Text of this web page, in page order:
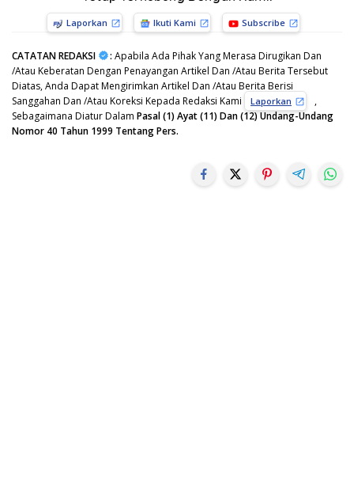
Laporkan Ikuti Kami Subscribe
CATATAN REDAKSI : Apabila Ada Pihak Yang Merasa Dirugikan Dan
/Atau Keberatan Dengan Penayangan Artikel Dan /Atau Berita Tersebut
Diatas, Anda Dapat Mengirimkan Artikel Dan /Atau Berita Berisi
Sanggahan Dan /Atau Koreksi Kepada Redaksi Kami
Laporkan
,
Sebagaimana Diatur Dalam Pasal (1) Ayat (11) Dan (12) Undang-Undang
Nomor 40 Tahun 1999 Tentang Pers.